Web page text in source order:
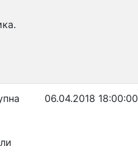
06.04.2018 18:00:00